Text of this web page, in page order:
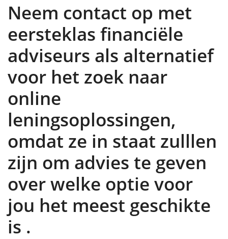
Neem contact op met
eersteklas financiële
adviseurs als alternatief
voor het zoek naar
online
leningsoplossingen,
omdat ze in staat zulllen
zijn om advies te geven
over welke optie voor
jou het meest geschikte
is .